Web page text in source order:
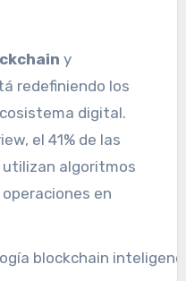
y
redefiniendo los
digital.
el 41% de las
algoritmos
en